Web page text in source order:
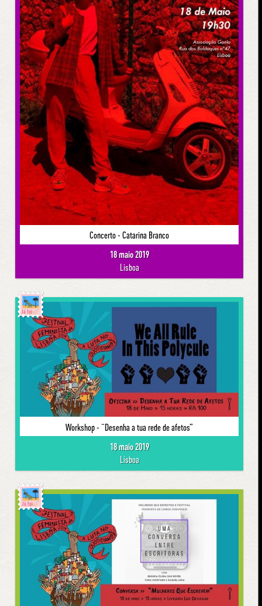
Concerto - Catarina Branco
18 maio 2019
Lisboa
Já foi
Workshop - “Desenha a tua rede de afetos”
18 maio 2019
Lisboa
Já foi